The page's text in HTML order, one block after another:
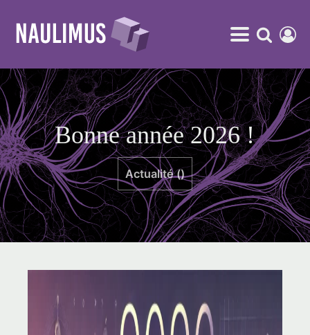
Bonne année 2026 !
Actualité ()